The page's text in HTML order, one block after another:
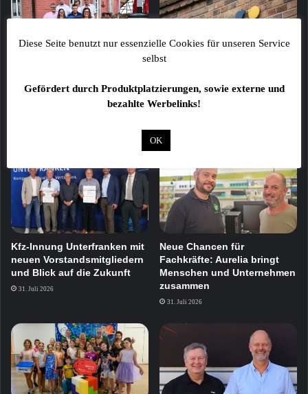
Unternehmensgeschichte
Volkach | Gerolzhofen: Mehr
als 400 Kurse im Herbst und
Kfz-Innung Unterfranken mit
neuen Vorstandsmitgliedern
und Blick auf die Zukunft
31. Juli 2026
Neue Chancen für
Fachkräfte: Aurelia bringt
Menschen und Unternehmen
zusammen
31. Juli 2026
Diese Seite benutzt nur essenzielle Cookies für unseren Service
selbst
Gefördert durch Produktplatzierungen, sowie externe und
bezahlte Werbelinks!
OK